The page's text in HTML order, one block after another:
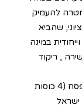
להעמיק
שהביא
במינה
, ריקוד
ההגדה משלבת מרכיבים טקסיים הדומים לפסח (4 כוסות